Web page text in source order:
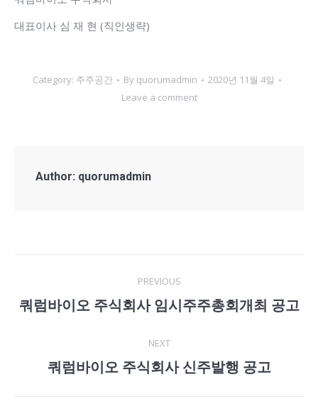
대표이사 심 재 현 (직인생략)
Category: 주주공간 By quorumadmin
2020년 11월 4일
Leave a comment
Author: quorumadmin
navigation
PREVIOUS
Previous
쿼럼바이오 주식회사 임시주주총회개최 공고
NEXT
Next
쿼럼바이오 주식회사 신주발행 공고